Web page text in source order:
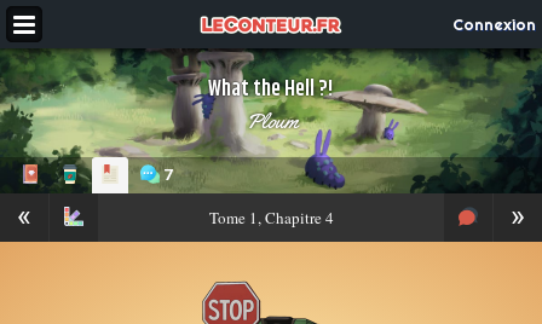
Connexion
What the Hell ?!
Ploum
7
« »
Tome1, Chapitre 4